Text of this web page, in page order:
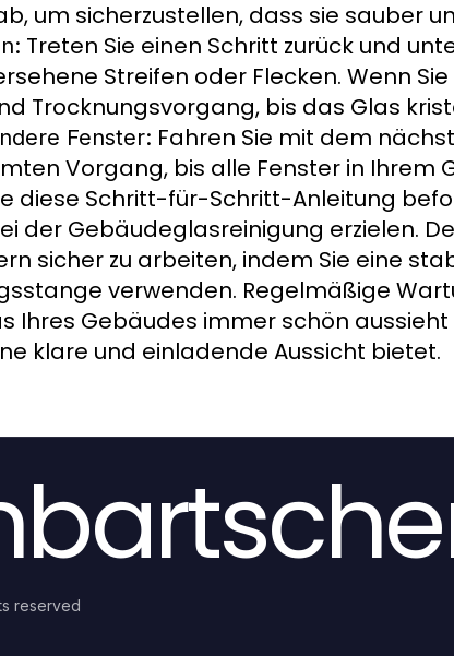
um sicherzustellen, dass sie sauber
Treten Sie einen Schritt zurück und
Streifen oder Flecken. Wenn
Trocknungsvorgang, bis das Glas
Fenster: Fahren Sie mit dem
Vorgang, bis alle Fenster in Ihrem
diese Schritt-für-Schritt-Anleitung
der Gebäudeglasreinigung erzielen.
sicher zu arbeiten, indem Sie eine
verwenden. Regelmäßige
Ihres Gebäudes immer schön
klare und einladende Aussicht bietet.
reserved